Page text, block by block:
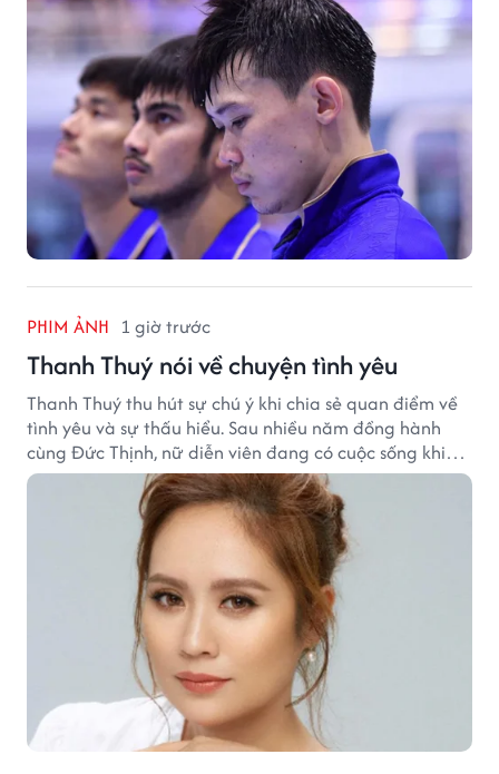
PHIM ẢNH 1 giờ trước
Thanh Thuý nói về chuyện tình yêu
Thanh Thuý thu hút sự chú ý khi chia sẻ quan điểm về
tình yêu và sự thấu hiểu. Sau nhiều năm đồng hành
cùng Đức Thịnh, nữ diễn viên đang có cuộc sống khiến
nhiều khán giả quan tâm.